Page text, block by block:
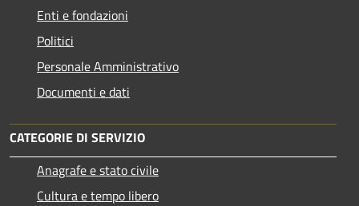
Enti e fondazioni
Politici
Personale Amministrativo
Documenti e dati
CATEGORIE DI SERVIZIO
Anagrafe e stato civile
Cultura e tempo libero